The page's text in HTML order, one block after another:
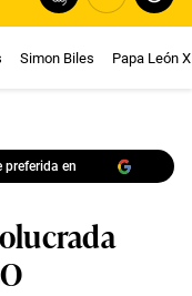
Simon Biles Papa León
preferida en